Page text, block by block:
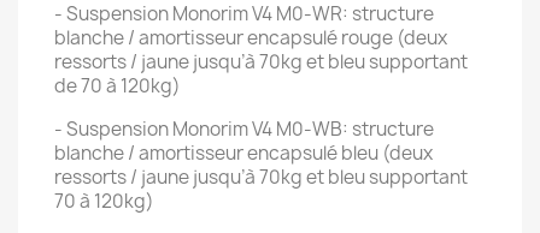
- Suspension Monorim V4 M0-WR: structure
blanche / amortisseur encapsulé rouge (deux
ressorts / jaune jusqu’à 70kg et bleu supportant
de 70 à 120kg)
- Suspension Monorim V4 M0-WB: structure
blanche / amortisseur encapsulé bleu (deux
ressorts / jaune jusqu’à 70kg et bleu supportant
70 à 120kg)